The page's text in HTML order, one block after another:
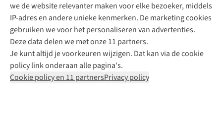
we de website relevanter maken voor elke bezoeker, middels
IP-adres en andere unieke kenmerken. De marketing cookies
gebruiken we voor het personaliseren van advertenties.
Deze data delen we met onze 11 partners.
Je kunt altijd je voorkeuren wijzigen. Dat kan via de cookie
policy link onderaan alle pagina's.
Cookie policy en 11 partnersPrivacy policy